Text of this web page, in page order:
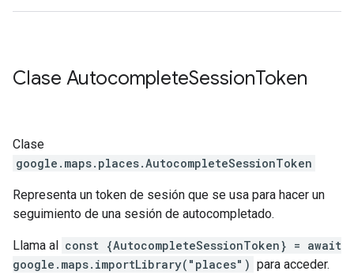
Clase AutocompleteSessionToken
Clase
google.maps.places.AutocompleteSessionToken
Representa un token de sesión que se usa para hacer un
seguimiento de una sesión de autocompletado.
Llama al const {AutocompleteSessionToken} = await
google.maps.importLibrary("places") para acceder.